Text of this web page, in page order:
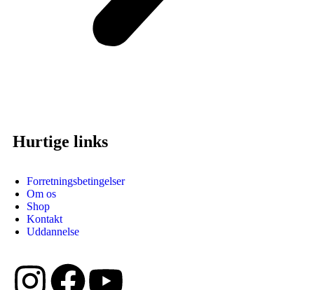
Hurtige links
Forretningsbetingelser
Om os
Shop
Kontakt
Uddannelse